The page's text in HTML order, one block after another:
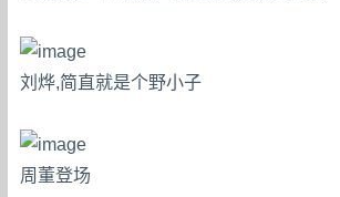
刘烨,简直就是个野小子
周董登场